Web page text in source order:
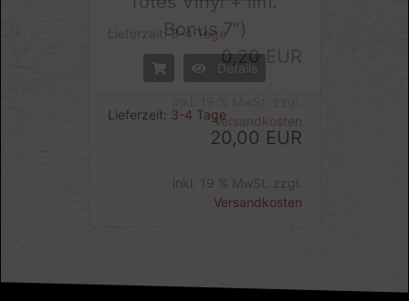
Bonus 7")
Details
Lieferzeit: 3-4 Tage
20,00 EUR
inkl. 19 % MwSt. zzgl.
Versandkosten